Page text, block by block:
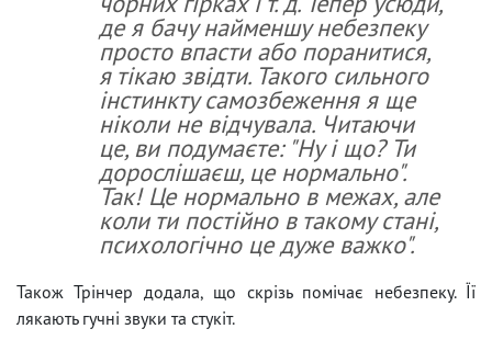
де я бачу найменшу небезпеку
просто впасти або поранитися,
я тікаю звідти. Такого сильного
інстинкту самозбеження я ще
ніколи не відчувала. Читаючи
це, ви подумаєте: "Ну і що? Ти
дорослішаєш, це нормально".
Так! Це нормально в межах, але
коли ти постійно в такому стані,
психологічно це дуже важко".
Також Трінчер додала, що скрізь помічає небезпеку. Її
лякають гучні звуки та стукіт.